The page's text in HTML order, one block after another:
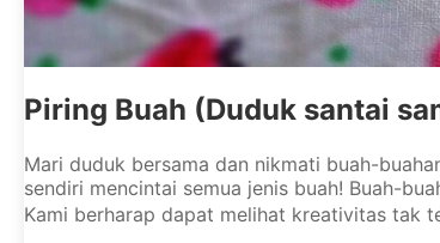
Piring Buah (Duduk santai
Mari duduk bersama dan nikmati buah-
sendiri mencintai semua jenis buah! Buah-
Kami berharap dapat melihat kreativitas